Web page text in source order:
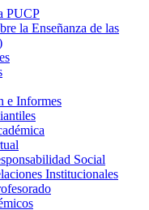
PUCP
la Enseñanza de las
e Informes
Social
Institucionales